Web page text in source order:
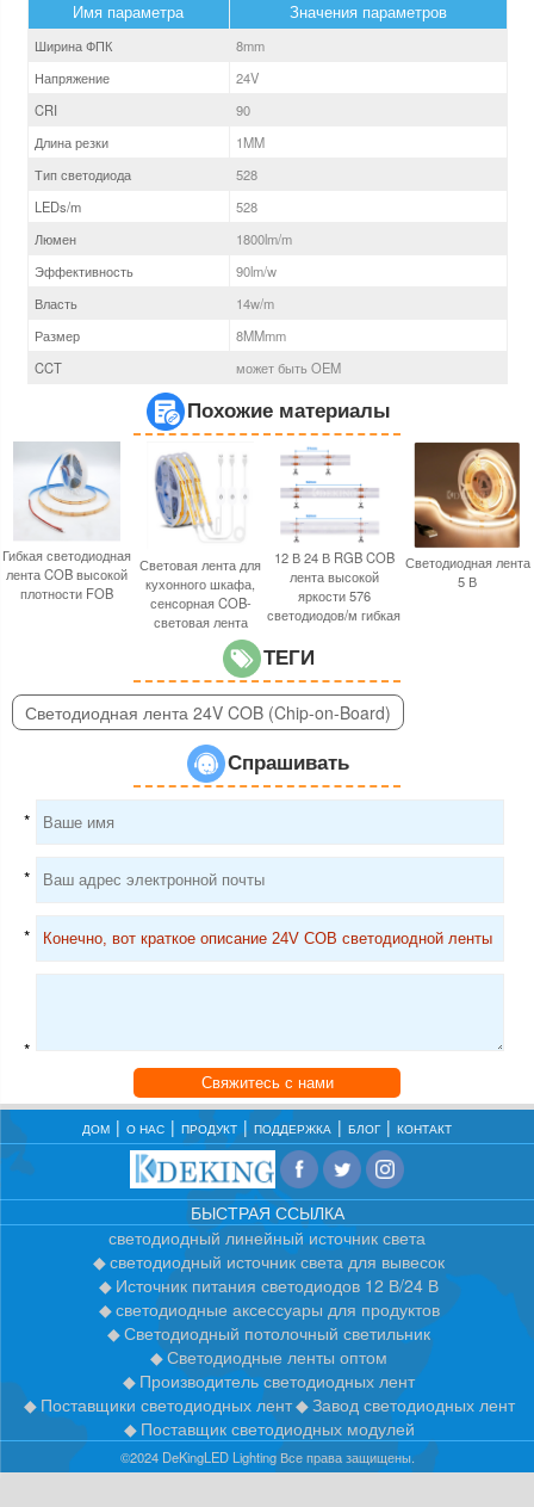
Имя параметра Значения параметров
Ширина ФПК 8mm
Напряжение
24V
CRI
90
Длина резки
1MM
Тип светодиода
528
LEDs/m
528
Люмен
1800lm/m
Эффективность
90lm/w
Власть
14w/m
Размер
8MMmm
CCT
может быть OEM
Похожие материалы
Гибкая светодиодная
лента COB высокой
плотности FOB
Световая лента для
кухонного шкафа,
сенсорная COB-
световая лента
12 В 24 В RGB COB
лента высокой
яркости 576
светодиодов/м гибкая
Светодиодная лента
5 В
ТЕГИ
Светодиодная лента 24V COB (Chip-on-Board)
Спрашивать
*
*
*
*
Свяжитесь с нами
ДОМ О НАС ПРОДУКТ ПОДДЕРЖКА БЛОГ КОНТАКТ
БЫСТРАЯ ССЫЛКА
светодиодный линейный источник света
светодиодный источник света для вывесок
Источник питания светодиодов 12 В/24 В
светодиодные аксессуары для продуктов
Светодиодный потолочный светильник
Светодиодные ленты оптом
Производитель светодиодных лент
Поставщики светодиодных лент
Завод светодиодных лент
Поставщик светодиодных модулей
©2024 DeKingLED Lighting Все права защищены.